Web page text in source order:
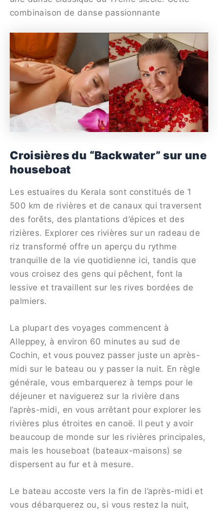
combinaison de danse passionnante
Croisières du “Backwater” sur une
houseboat
Les estuaires du Kerala sont constitués de 1
500 km de rivières et de canaux qui traversent
des forêts, des plantations d’épices et des
rizières. Explorer ces rivières sur un radeau de
riz transformé offre un aperçu du rythme
tranquille de la vie quotidienne ici, tandis que
vous croisez des gens qui pêchent, font la
lessive et travaillent sur les rives bordées de
palmiers.
La plupart des voyages commencent à
Alleppey, à environ 60 minutes au sud de
Cochin, et vous pouvez passer juste un après-
midi sur le bateau ou y passer la nuit. En règle
générale, vous embarquerez à temps pour le
déjeuner et naviguerez sur la rivière dans
l’après-midi, en vous arrêtant pour explorer les
rivières plus étroites en canoë. Il peut y avoir
beaucoup de monde sur les rivières principales,
mais les houseboat (bateaux-maisons) se
dispersent au fur et à mesure.
Le bateau accoste vers la fin de l’après-midi et
vous débarquerez ou, si vous restez la nuit,